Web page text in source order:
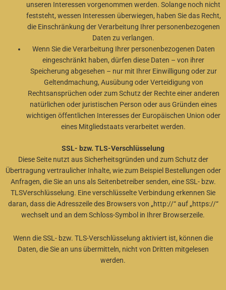
unseren Interessen vorgenommen werden. Solange noch nicht
feststeht, wessen Interessen überwiegen, haben Sie das Recht,
die Einschränkung der Verarbeitung Ihrer personenbezogenen
Daten zu verlangen.
Wenn Sie die Verarbeitung Ihrer personenbezogenen Daten
eingeschränkt haben, dürfen diese Daten – von ihrer
Speicherung abgesehen – nur mit Ihrer Einwilligung oder zur
Geltendmachung, Ausübung oder Verteidigung von
Rechtsansprüchen oder zum Schutz der Rechte einer anderen
natürlichen oder juristischen Person oder aus Gründen eines
wichtigen öffentlichen Interesses der Europäischen Union oder
eines Mitgliedstaats verarbeitet werden.
SSL- bzw. TLS-Verschlüsselung
Diese Seite nutzt aus Sicherheitsgründen und zum Schutz der
Übertragung vertraulicher Inhalte, wie zum Beispiel Bestellungen oder
Anfragen, die Sie an uns als Seitenbetreiber senden, eine SSL- bzw.
TLSVerschlüsselung. Eine verschlüsselte Verbindung erkennen Sie
daran, dass die Adresszeile des Browsers von „http://“ auf „https://“
wechselt und an dem Schloss-Symbol in Ihrer Browserzeile.
Wenn die SSL- bzw. TLS-Verschlüsselung aktiviert ist, können die
Daten, die Sie an uns übermitteln, nicht von Dritten mitgelesen
werden.